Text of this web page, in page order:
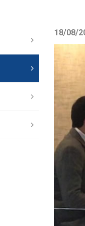
18/08/